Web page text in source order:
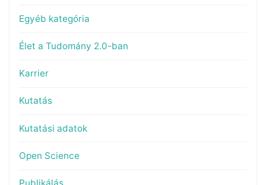
Egyéb kategória
Élet a Tudomány 2.0-ban
Karrier
Kutatás
Kutatási adatok
Open Science